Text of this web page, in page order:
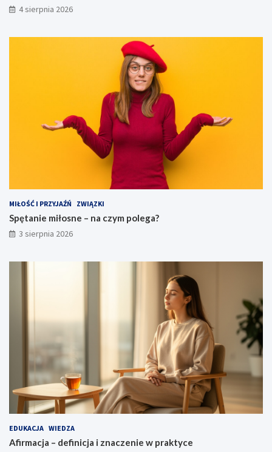
4 sierpnia 2026
MIŁOŚĆ I PRZYJAŹŃ ZWIĄZKI
Spętanie miłosne – na czym polega?
3 sierpnia 2026
EDUKACJA WIEDZA
Afirmacja – definicja i znaczenie w praktyce